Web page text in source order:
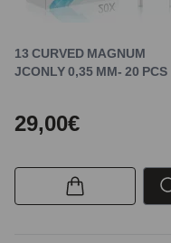
13 CURVED MAGNUM
JCONLY 0,35 MM- 20 PCS
29,00€